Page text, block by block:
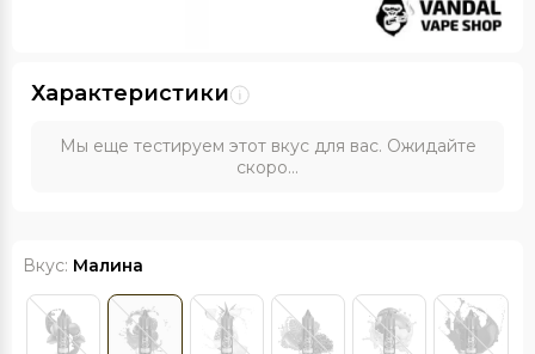
Характеристики
Мы еще тестируем этот вкус для вас. Ожидайте
скоро...
Вкус: Малина